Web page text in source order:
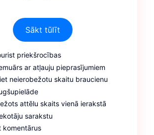
Sākt tūlīt
priekšrocības
ar atļauju pieprasījumiem
neierobežotu skaitu braucienu
attēlu skaits vienā ierakstā
sarakstu
komentārus